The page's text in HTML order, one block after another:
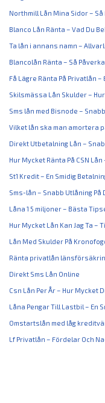
Northmill Lån Mina Sidor –
Blanco Lån Ränta – Vad Du
Ta lån i annans namn –
Blancolån Ränta – Så
Få Lägre Ränta På Privatlån –
Skilsmässa Lån Skulder –
Sms lån med Bisnode –
Vilket lån ska man amortera
Direkt Utbetalning Lån –
Hur Mycket Ränta På CSN
St1 Kredit – En Smidig
Sms-lån – Snabb Utlåning På
Låna 1 5 miljoner – Bästa
Hur Mycket Lån Kan Jag Ta –
Lån Med Skulder På
Ränta privatlån
Direkt Sms Lån Online
Csn Lån Per År – Hur Mycket
Låna Pengar Till Lastbil – En
Omstartslån med låg
Lf Privatlån – Fördelar Och